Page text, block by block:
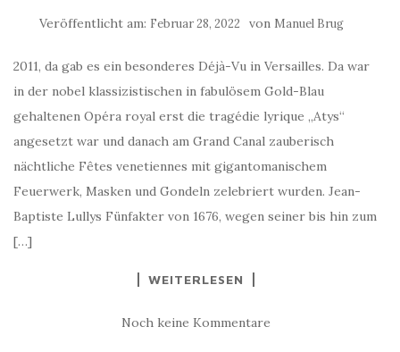
Veröffentlicht am: Februar 28, 2022 von Manuel Brug
2011, da gab es ein besonderes Déjà-Vu in Versailles. Da war
in der nobel klassizistischen in fabulösem Gold-Blau
gehaltenen Opéra royal erst die tragédie lyrique „Atys“
angesetzt war und danach am Grand Canal zauberisch
nächtliche Fêtes venetiennes mit gigantomanischem
Feuerwerk, Masken und Gondeln zelebriert wurden. Jean-
Baptiste Lullys Fünfakter von 1676, wegen seiner bis hin zum
[…]
WEITERLESEN
Noch keine Kommentare